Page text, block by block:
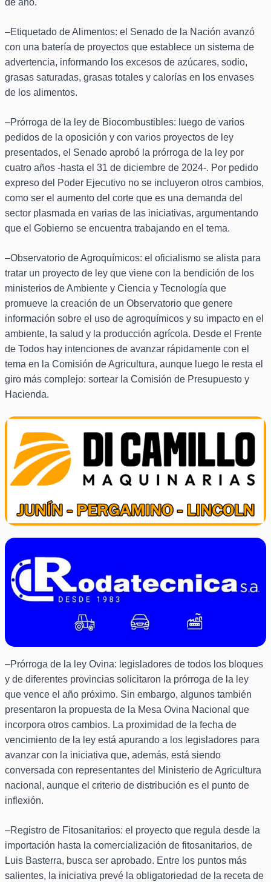
de año.
–Etiquetado de Alimentos: el Senado de la Nación avanzó
con una batería de proyectos que establece un sistema de
advertencia, informando los excesos de azúcares, sodio,
grasas saturadas, grasas totales y calorías en los envases
de los alimentos.
–Prórroga de la ley de Biocombustibles: luego de varios
pedidos de la oposición y con varios proyectos de ley
presentados, el Senado aprobó la prórroga de la ley por
cuatro años -hasta el 31 de diciembre de 2024-. Por pedido
expreso del Poder Ejecutivo no se incluyeron otros cambios,
como ser el aumento del corte que es una demanda del
sector plasmada en varias de las iniciativas, argumentando
que el Gobierno se encuentra trabajando en el tema.
–Observatorio de Agroquímicos: el oficialismo se alista para
tratar un proyecto de ley que viene con la bendición de los
ministerios de Ambiente y Ciencia y Tecnología que
promueve la creación de un Observatorio que genere
información sobre el uso de agroquímicos y su impacto en el
ambiente, la salud y la producción agrícola. Desde el Frente
de Todos hay intenciones de avanzar rápidamente con el
tema en la Comisión de Agricultura, aunque luego le resta el
giro más complejo: sortear la Comisión de Presupuesto y
Hacienda.
–Prórroga de la ley Ovina: legisladores de todos los bloques
y de diferentes provincias solicitaron la prórroga de la ley
que vence el año próximo. Sin embargo, algunos también
presentaron la propuesta de la Mesa Ovina Nacional que
incorpora otros cambios. La proximidad de la fecha de
vencimiento de la ley está apurando a los legisladores para
avanzar con la iniciativa que, además, está siendo
conversada con representantes del Ministerio de Agricultura
nacional, aunque el criterio de distribución es el punto de
inflexión.
–Registro de Fitosanitarios: el proyecto que regula desde la
importación hasta la comercialización de fitosanitarios, de
Luis Basterra, busca ser aprobado. Entre los puntos más
salientes, la iniciativa prevé la obligatoriedad de la receta de